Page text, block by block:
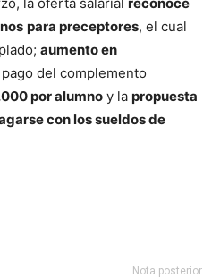
para preceptores, el cual
aumento en
del complemento
por alumno y la propuesta
con los sueldos de
Nota posterior